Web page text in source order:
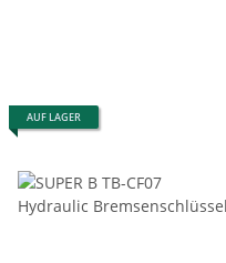
AUF LAGER